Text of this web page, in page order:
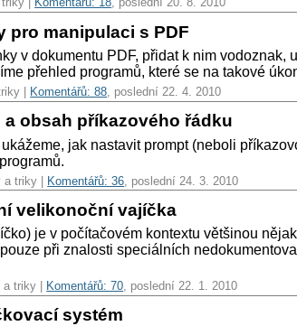
pro manipulaci s PDF
v dokumentu PDF, přidat k nim
přehled programů, které se na takové
| Komentářů: 88, poslední 22. 4. 2010
obsah příkazového řádku
jak nastavit prompt (neboli
a triky | Komentářů: 36 , poslední 24. 3. 2010
velikonoční vajíčka
je v počítačovém kontextu většinou
při znalosti speciálních
a triky | Komentářů: 70, poslední 22. 1. 2010
systém